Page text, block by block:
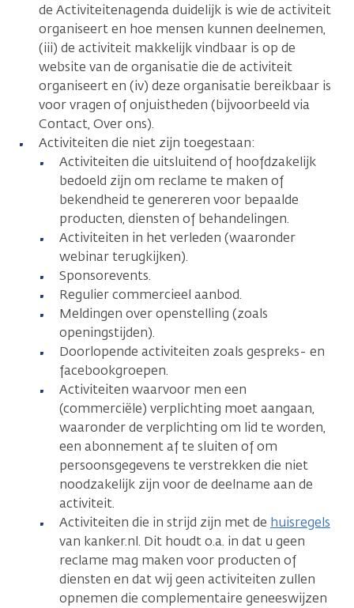
de Activiteitenagenda duidelijk is wie de activiteit
organiseert en hoe mensen kunnen deelnemen,
(iii) de activiteit makkelijk vindbaar is op de
website van de organisatie die de activiteit
organiseert en (iv) deze organisatie bereikbaar is
voor vragen of onjuistheden (bijvoorbeeld via
Contact, Over ons).
Activiteiten die niet zijn toegestaan:
Activiteiten die uitsluitend of hoofdzakelijk
bedoeld zijn om reclame te maken of
bekendheid te genereren voor bepaalde
producten, diensten of behandelingen.
Activiteiten in het verleden (waaronder
webinar terugkijken).
Sponsorevents.
Regulier commercieel aanbod.
Meldingen over openstelling (zoals
openingstijden).
Doorlopende activiteiten zoals gespreks- en
facebookgroepen.
Activiteiten waarvoor men een
(commerciële) verplichting moet aangaan,
waaronder de verplichting om lid te worden,
een abonnement af te sluiten of om
persoonsgegevens te verstrekken die niet
noodzakelijk zijn voor de deelname aan de
activiteit.
Activiteiten die in strijd zijn met de huisregels
van kanker.nl. Dit houdt o.a. in dat u geen
reclame mag maken voor producten of
diensten en dat wij geen activiteiten zullen
opnemen die complementaire geneeswijzen